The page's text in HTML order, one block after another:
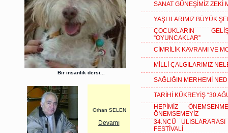
Bir insanlık dersi...
Orhan SELEN
Devamı
SANAT GÜNEŞİMİZ ZEKİ
YAŞLILARIMIZ BÜYÜK
ÇOCUKLARIN
“OYUNCAKLAR”
CİMRİLİK KAVRAMI VE
MİLLİ ÇALGILARIMIZ
SAĞLIĞIN MERHEMİ
TARİHİ KÜKREYİŞ “30
HEPİMİZ
ÖNEMSEMEYİZ
34.NCÜ
FESTİVALİ